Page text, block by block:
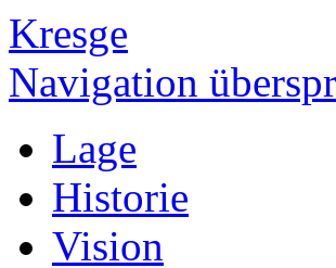
Kresge
Navigation
Lage
Historie
Vision